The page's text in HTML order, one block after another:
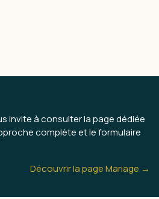
invite à consulter la page dédiée
complète et le formulaire
Découvrir la page Mariage →